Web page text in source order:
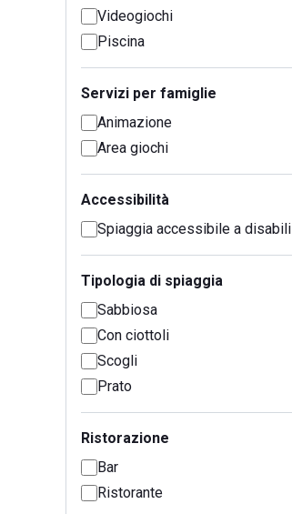
Videogiochi
Piscina
Servizi per famiglie
Animazione
Area giochi
Accessibilità
Spiaggia accessibile a disabili
Tipologia di spiaggia
Sabbiosa
Con ciottoli
Scogli
Prato
Ristorazione
Bar
Ristorante